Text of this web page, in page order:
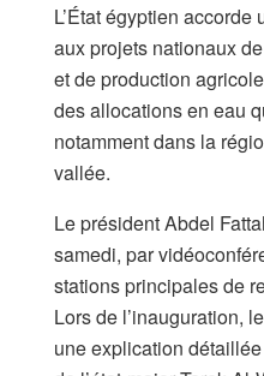
L’État égyptien
aux projets nationaux
et de production
des allocations en eau
notamment dans la
vallée.
Le président Abdel
samedi, par
stations principales de
Lors de l’inauguration,
une explication